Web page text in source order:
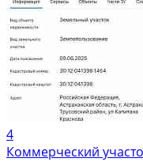
4
Коммерческий